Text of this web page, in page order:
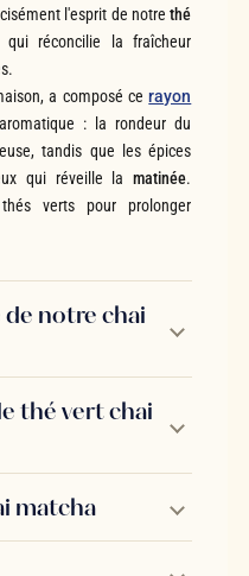
l'esprit de notrethé
réconcilie la fraîcheur
a composé cerayon
: la rondeur du
tandis que les épices
qui réveille lamatinée.
verts pour prolonger
notre chai
thé vert chai
matcha